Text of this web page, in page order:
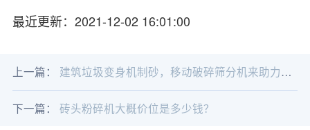
最近更新：2021-12-02 16:01:00
上一篇： 建筑垃圾变身机制砂，移动破碎筛分机来助力！附四川绵阳客户现场
下一篇： 砖头粉碎机大概价位是多少钱？